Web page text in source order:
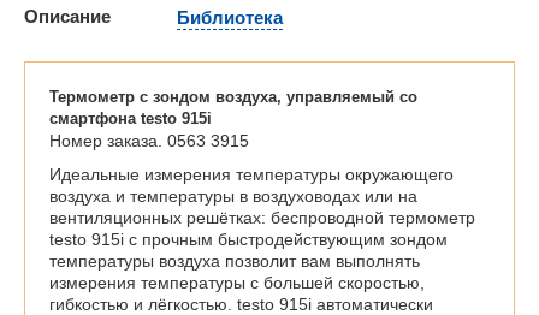
Описание Библиотека
Термометр с зондом воздуха, управляемый со
смартфона testo 915i
Номер заказа. 0563 3915
Идеальные измерения температуры окружающего
воздуха и температуры в воздуховодах или на
вентиляционных решётках: беспроводной термометр
testo 915i с прочным быстродействующим зондом
температуры воздуха позволит вам выполнять
измерения температуры с большей скоростью,
гибкостью и лёгкостью. testo 915i автоматически